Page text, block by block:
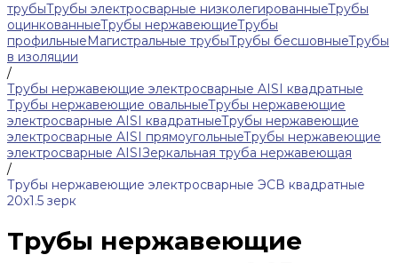
трубыТрубы электросварные низколегированныеТрубы
оцинкованныеТрубы нержавеющиеТрубы
профильныеМагистральные трубыТрубы бесшовныеТрубы
в изоляции
/
Трубы нержавеющие электросварные AISI квадратные
Трубы нержавеющие овальныеТрубы нержавеющие
электросварные AISI квадратныеТрубы нержавеющие
электросварные AISI прямоугольныеТрубы нержавеющие
электросварные AISIЗеркальная труба нержавеющая
/
Трубы нержавеющие электросварные ЭСВ квадратные
20x1.5 зерк
Трубы нержавеющие